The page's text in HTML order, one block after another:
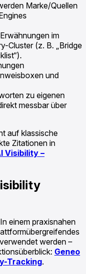
Marke/Quellen
im
Cluster (z. B. „Bridge
und
zu eigenen
messbar über
auf klassische
Zitationen in
Visibility –
einem praxisnahen
werden –
Geneo
Tracking.